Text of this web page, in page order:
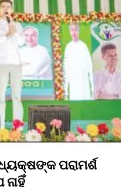
ପରାମର୍ଶ